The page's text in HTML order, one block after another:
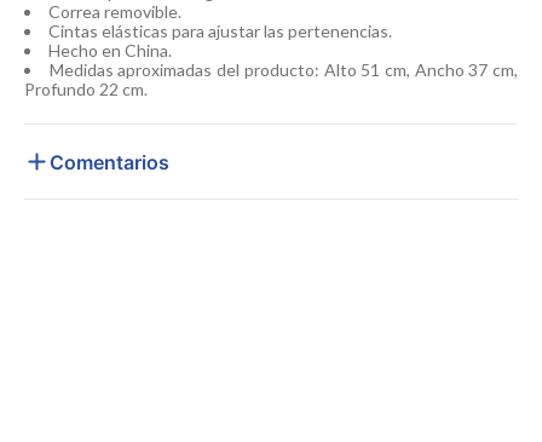
Correa removible.
Cintas elásticas para ajustar las pertenencias.
Hecho en China.
Medidas aproximadas del producto: Alto 51 cm, Ancho 37 cm,
Profundo 22 cm.
Comentarios